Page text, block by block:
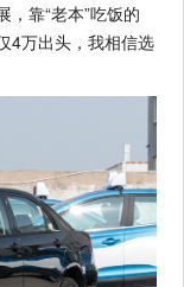
靠“老本”吃饭的
4万出头，我相信选